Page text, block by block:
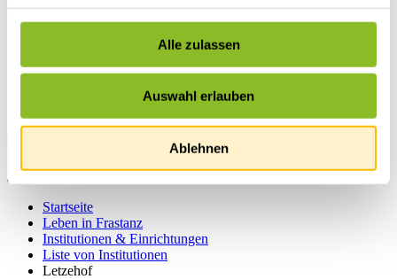
Alle zulassen
Auswahl erlauben
Ablehnen
Gastronomie
Wandern in Frastanz
Schwimmbad Felsenau
Vorarlberger Museumswelt
Startseite
Leben in Frastanz
Institutionen & Einrichtungen
Liste von Institutionen
Letzehof